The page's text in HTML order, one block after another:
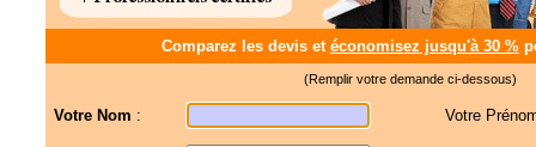
Comparez les devis et économisez jusqu'à 30 %
(Remplir votre demande ci-dessous)
Votre Nom : Votre